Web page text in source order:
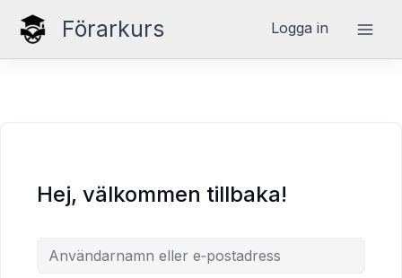
Hoppa
Förarkurs Logga in
Hej, välkommen tillbaka!